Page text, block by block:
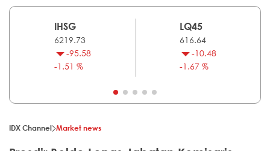
IHSG
6219.73
-95.58
-1.51 %
LQ45
616.64
-10.48
-1.67 %
IDX Channel Market news